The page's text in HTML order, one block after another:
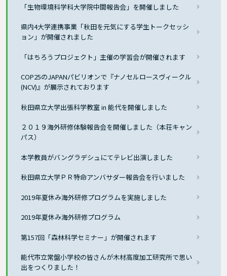
「生物環境科学科大学院中間報告会」を開催しました
県内4大学連携事業「秋田を元気にする学生トークセッシ
ョン」が開催されました
「はちろうプロジェクト」主催の学習会が開催されます
COP25のJAPANパビリオンで『ナノセルロースヴィークル
(NCV)』が展示されております
秋田県立大学出張科学教室 in 能代を開催しました
２０１９海外研修体験報告会を開催しました（本荘キャン
パス）
本学教員がバングラデシュにてテレビ出演しました
秋田県立大学ＰＲ特命アンバサダー報告会を行いました
2019年夏休み海外研修プログラムを実施しました
2019年夏休み海外研修プログラム
第157回「森林科学セミナー」が開催されます
能代市立常盤小学校の皆さんが木材高度加工研究所で思い
出をつくりました！